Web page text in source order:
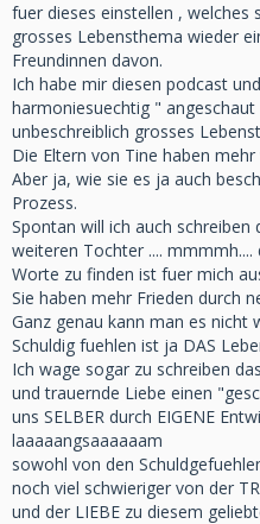
fuer dieses einstellen , welches
grosses Lebensthema wieder
Freundinnen davon.
Ich habe mir diesen podcast
harmoniesuechtig "
unbeschreiblich grosses
Die Eltern von Tine haben
Aber ja, wie sie es ja auch
Prozess.
Spontan will ich auch schreiben
weiteren Tochter ....
Worte zu finden ist fuer mich
Sie haben mehr Frieden durch
Ganz genau kann man es nicht
Schuldig fuehlen ist ja DAS
Ich wage sogar zu schreiben
und trauernde Liebe einen
uns SELBER durch EIGENE
laaaaangsaaaaaam
sowohl von den
noch viel schwieriger von der
und der LIEBE zu diesem